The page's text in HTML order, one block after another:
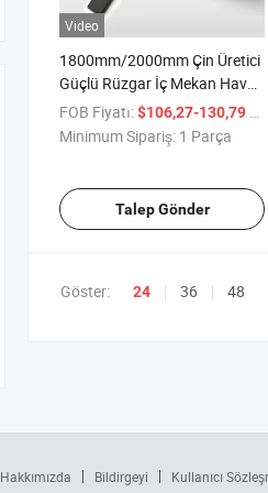
Video
1800mm/2000mm Çin Üretici
Güçlü Rüzgar İç Mekan Hava
Kapısı Çapraz Akış Hava
Perdesi
FOB Fiyatı:$106,27-130,79
Minimum Sipariş: 1 Parça
Talep Gönder
Göster: 24 36 48
Hakkımızda Bildirgeyi Kullanıcı